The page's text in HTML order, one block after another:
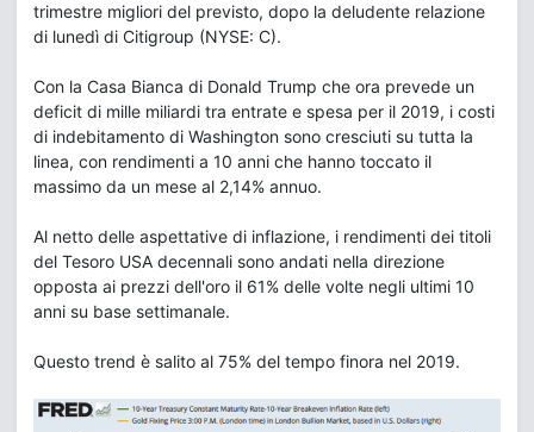
trimestre migliori del previsto, dopo la deludente relazione
di lunedì di Citigroup (NYSE: C).
Con la Casa Bianca di Donald Trump che ora prevede un
deficit di mille miliardi tra entrate e spesa per il 2019, i costi
di indebitamento di Washington sono cresciuti su tutta la
linea, con rendimenti a 10 anni che hanno toccato il
massimo da un mese al 2,14% annuo.
Al netto delle aspettative di inflazione, i rendimenti dei titoli
del Tesoro USA decennali sono andati nella direzione
opposta ai prezzi dell'oro il 61% delle volte negli ultimi 10
anni su base settimanale.
Questo trend è salito al 75% del tempo finora nel 2019.